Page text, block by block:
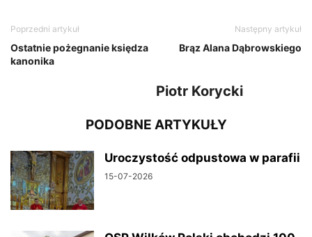
Poprzedni artykuł
Ostatnie pożegnanie księdza
kanonika
Następny artykuł
Brąz Alana Dąbrowskiego
Piotr Korycki
PODOBNE ARTYKUŁY
Uroczystość odpustowa w parafii
15-07-2026